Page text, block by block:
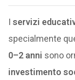
Iservizi
specialmente
0–2 anni sono
investimento